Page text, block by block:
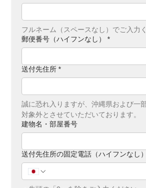
フルネーム（スペースなし）でご入力
郵便番号（ハイフンなし） *
送付先住所 *
誠に恐れ入りますが、沖縄県および一
対象外とさせていただいております。
建物名・部屋番号
送付先住所の固定電話（ハイフンなし）